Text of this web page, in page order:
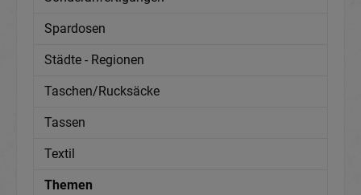
Spardosen
Städte - Regionen
Taschen/Rucksäcke
Tassen
Textil
Themen